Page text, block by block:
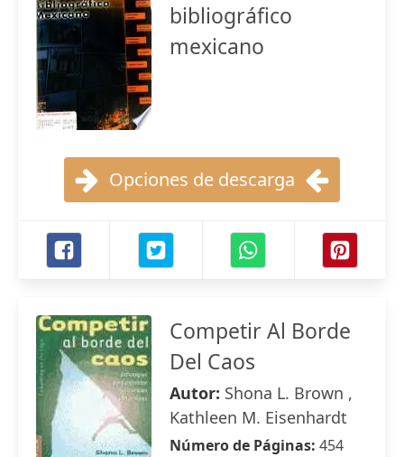
bibliográfico
mexicano
Opciones de descarga
Competir Al Borde
Del Caos
Autor: Shona L. Brown ,
Kathleen M. Eisenhardt
Número de Páginas: 454